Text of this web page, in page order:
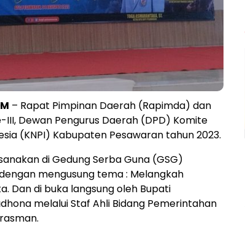
– Rapat Pimpinan Daerah (Rapimda) dan
Dewan Pengurus Daerah (DPD) Komite
(KNPI) Kabupaten Pesawaran tahun 2023.
di Gedung Serba Guna (GSG)
mengusung tema : Melangkah
Dan di buka langsung oleh Bupati
melalui Staf Ahli Bidang Pemerintahan